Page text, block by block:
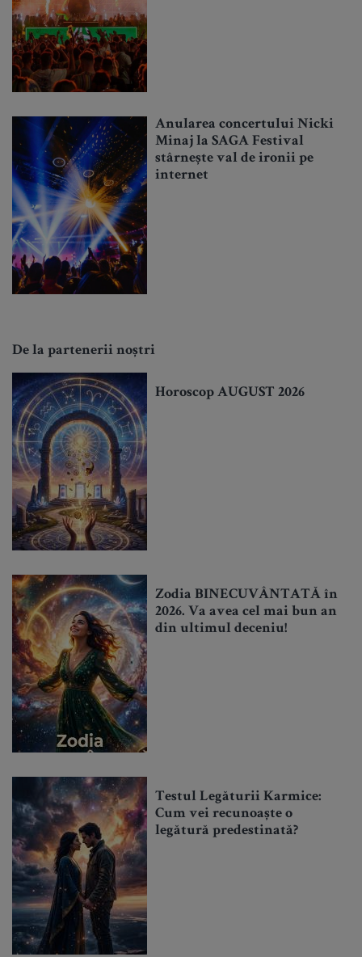
Anularea concertului Nicki
Minaj la SAGA Festival
stârnește val de ironii pe
internet
De la partenerii noștri
Horoscop AUGUST 2026
Zodia BINECUVÂNTATĂ în
2026. Va avea cel mai bun an
din ultimul deceniu!
Testul Legăturii Karmice:
Cum vei recunoaște o
legătură predestinată?